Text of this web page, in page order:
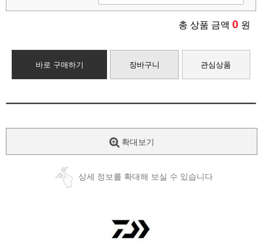
총 상품 금액 0 원
바로 구매하기 장바구니 관심상품
확대보기
상세 정보를 확대해 보실 수 있습니다